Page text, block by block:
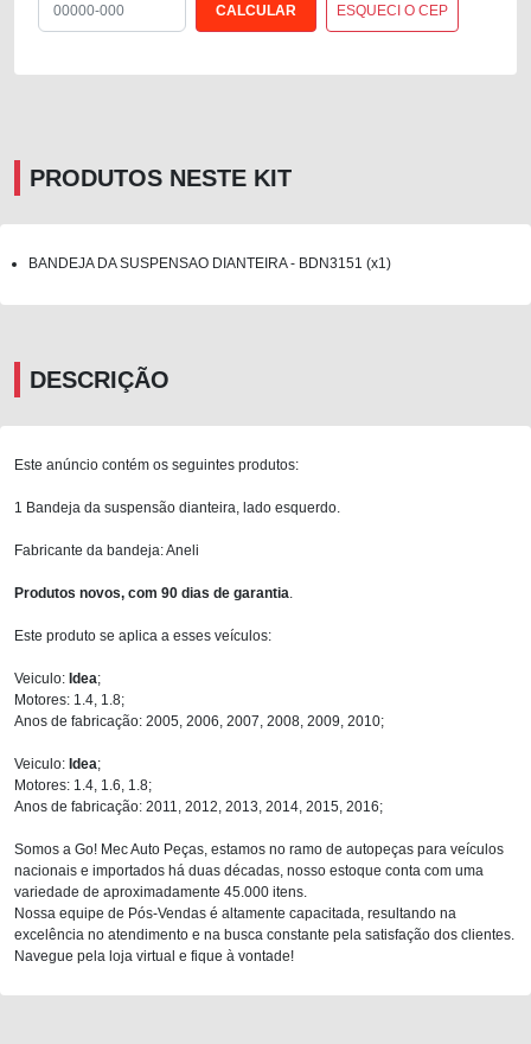
ESQUECI O CEP
PRODUTOS NESTE KIT
BANDEJA DA SUSPENSAO DIANTEIRA - BDN3151 (x1)
DESCRIÇÃO
Este anúncio contém os seguintes produtos:
1 Bandeja da suspensão dianteira, lado esquerdo.
Fabricante da bandeja: Aneli
Produtos novos, com 90 dias de garantia
Este produto se aplica a esses veículos:
Veiculo: Idea;
Motores: 1.4, 1.8;
Anos de fabricação: 2005, 2006, 2007, 2008, 2009, 2010;
Veiculo: Idea;
Motores: 1.4, 1.6, 1.8;
Anos de fabricação: 2011, 2012, 2013, 2014, 2015, 2016;
Somos a Go! Mec Auto Peças, estamos no ramo de autopeças para veículos
nacionais e importados há duas décadas, nosso estoque conta com uma
variedade de aproximadamente 45.000 itens.
Nossa equipe de Pós-Vendas é altamente capacitada, resultando na
excelência no atendimento e na busca constante pela satisfação dos clientes.
Navegue pela loja virtual e fique à vontade!